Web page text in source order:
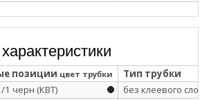
позиции цвет трубки Тип трубки
1 черн (КВТ) без клеевого слоя